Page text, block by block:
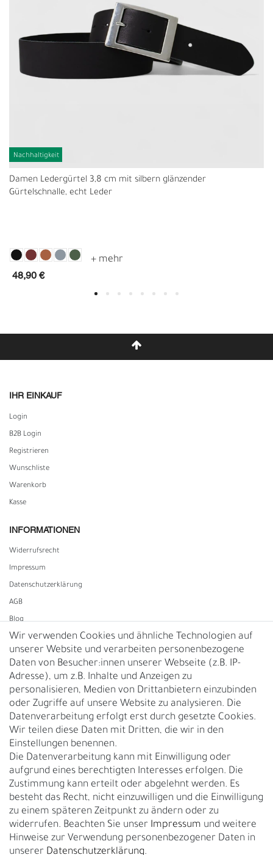
Nachhaltigkeit
Damen Ledergürtel 3,8 cm mit silbern glänzender
Gürtelschnalle, echt Leder
48,90 €
IHR EINKAUF
Login
B2B Login
Registrieren
Wunschliste
Warenkorb
Kasse
INFORMATIONEN
Widerrufs­recht
Impressum
Daten­schutz­erklärung
AGB
Blog
Vertrag widerrufen
UNTERNEHMEN
Nachhaltigkeit
Kontakt
Über uns
Rückgabe
Gürtelgröße messen
Garantie
GESCHÄFTSKUNDEN & HÄNDLER
B2B Geschäftskunden
Wir verwenden Cookies und ähnliche Technologien auf
unserer Website und verarbeiten personenbezogene
Daten von Besucher:innen unserer Webseite (z.B. IP-
Adresse), um z.B. Inhalte und Anzeigen zu
personalisieren, Medien von Drittanbietern einzubinden
oder Zugriffe auf unsere Website zu analysieren. Die
Datenverarbeitung erfolgt erst durch gesetzte Cookies.
Wir teilen diese Daten mit Dritten, die wir in den
Einstellungen benennen.
Die Datenverarbeitung kann mit Einwilligung oder
aufgrund eines berechtigten Interesses erfolgen. Die
Zustimmung kann erteilt oder abgelehnt werden. Es
besteht das Recht, nicht einzuwilligen und die Einwilligung
zu einem späteren Zeitpunkt zu ändern oder zu
widerrufen. Beachten Sie unser Impressum und weitere
Hinweise zur Verwendung personenbezogener Daten in
unserer Daten­schutz­erklärung.